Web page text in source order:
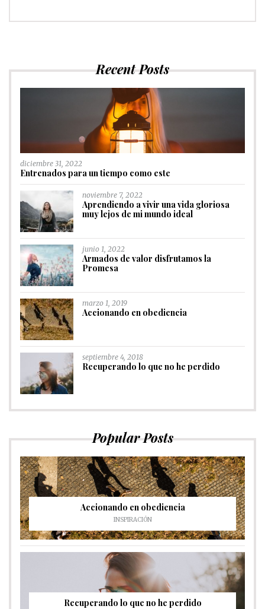
Recent Posts
diciembre 31, 2022
Entrenados para un tiempo como este
noviembre 7, 2022
Aprendiendo a vivir una vida gloriosa
muy lejos de mi mundo ideal
junio 1, 2022
Armados de valor disfrutamos la
Promesa
marzo 1, 2019
Accionando en obediencia
septiembre 4, 2018
Recuperando lo que no he perdido
Popular Posts
Accionando en obediencia
INSPIRACIÓN
Recuperando lo que no he perdido